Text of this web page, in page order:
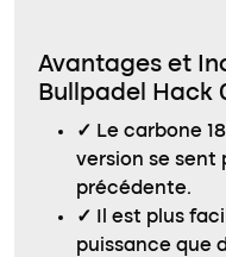
Avantages et
Bullpadel Hack
✓ Le carbone
version se sent
précédente.
✓
Il est plus
puissance que